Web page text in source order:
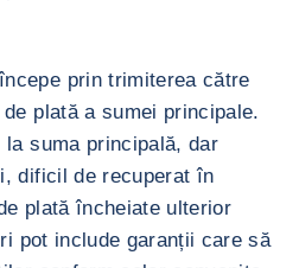
prin trimiterea către
plată a sumei principale.
suma principală, dar
dificil de recuperat în
plată încheiate ulterior
pot include garanții care să